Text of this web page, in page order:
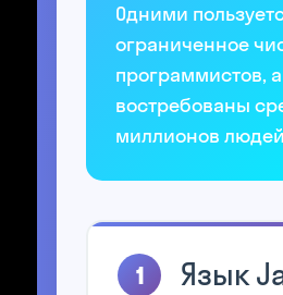
Одними
ограниченное
программистов,
востребованы
миллионов
1 Язык